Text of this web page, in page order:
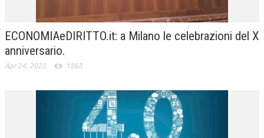
ECONOMIAeDIRITTO.it: a Milano le celebrazioni del X
anniversario.
Apr 24, 2023 1868